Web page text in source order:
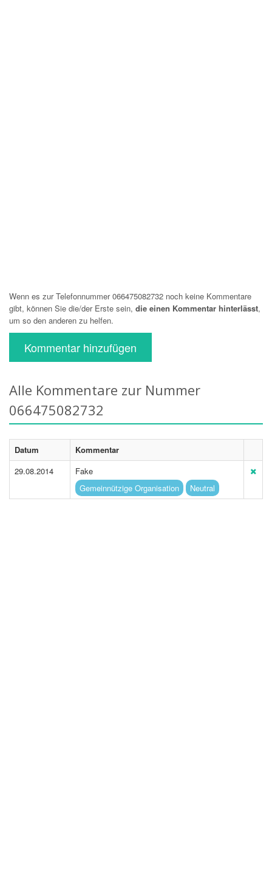
Wenn es zur Telefonnummer 066475082732 noch keine Kommentare
gibt, können Sie die/der Erste sein, die einen Kommentar hinterlässt,
um so den anderen zu helfen.
Kommentar hinzufügen
Alle Kommentare zur Nummer
066475082732
Datum
Kommentar
29.08.2014
Fake
Gemeinnützige Organisation
Neutral